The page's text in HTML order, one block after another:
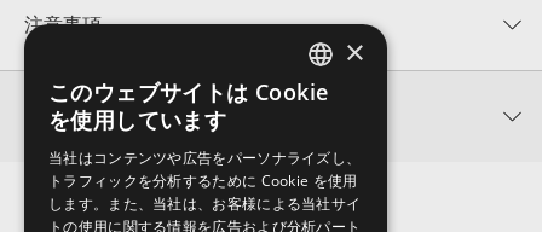
★★★★★
★5
★4
★3
★2
★1
注意事項
KONTAKTフォーマットについて：
サンプルパック製品の
KONTAKTフォーマットは、製品版KONTAKT（別売）
でお使いいただけます。無償版のKONTAKT PLAYERではお使いい
ただけませんので、ご注意ください。また、「ライブラリ・タブ」
への表示にも対応しておりません。
4GBを超えるデータに関するご注意：FAT32でフォーマットされた
関連情報
【Loopmasters】計57ブランドのサンプルパックが30%OFF！サ
マーセール！
ENGLISH
×
このウェブサイトは Cookie
を使用しています
当社はコンテンツや広告をパーソナライズし、
トラフィックを分析するために Cookie を使用
します。また、当社は、お客様による当社サイ
トの使用に関する情報を広告および分析パート